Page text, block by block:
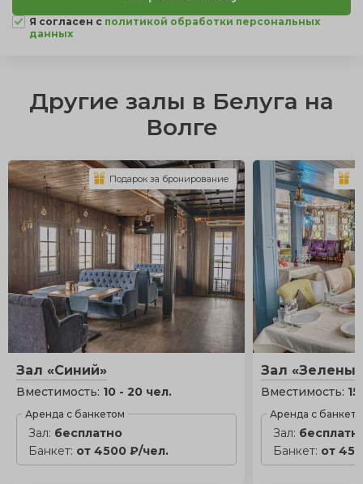
Я согласен с политикой обработки персональных
данных
Другие залы в Белуга на
Волге
Зал «Синий»
Вместимость: 10 - 20 чел.
Аренда с банкетом
Зал: бесплатно
Банкет: от 4500 ₽/чел.
Подарок за бронирование
Зал
Вместимость:
Аренда с
Зал:
Банкет: от